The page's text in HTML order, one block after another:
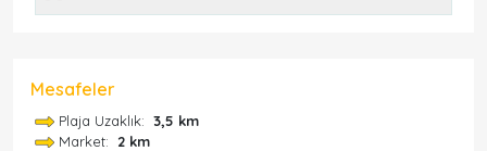
Mesafeler
Plaja Uzaklık: 3,5 km
Market: 2 km